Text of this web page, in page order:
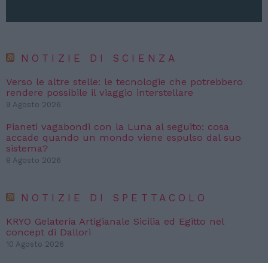
NOTIZIE DI SCIENZA
Verso le altre stelle: le tecnologie che potrebbero
rendere possibile il viaggio interstellare
9 Agosto 2026
Pianeti vagabondi con la Luna al seguito: cosa
accade quando un mondo viene espulso dal suo
sistema?
8 Agosto 2026
NOTIZIE DI SPETTACOLO
KRYO Gelateria Artigianale Sicilia ed Egitto nel
concept di Dallori
10 Agosto 2026